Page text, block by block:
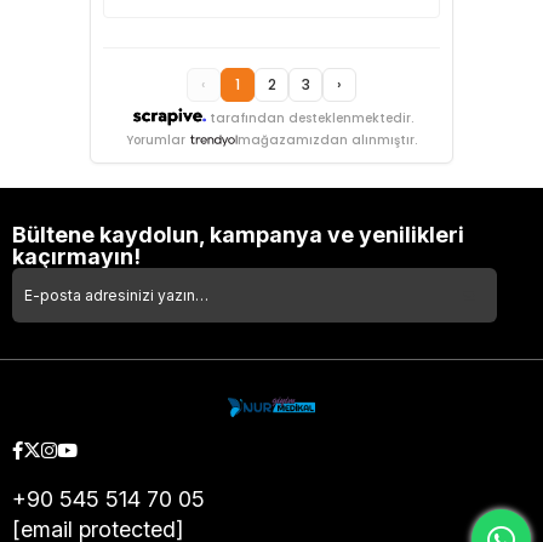
tarafından desteklenmektedir.
‹ 1 2 3 ›
Yorumlar mağazamızdan alınmıştır.
Bültene kaydolun, kampanya ve yenilikleri
kaçırmayın!
+90 545 514 70 05
[email protected]